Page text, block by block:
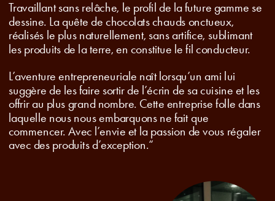
Travaillant sans relâche, le profil de la future gamme se
dessine. La quête de chocolats chauds onctueux,
réalisés le plus naturellement, sans artifice, sublimant
les produits de la terre, en constitue le fil conducteur.
L’aventure entrepreneuriale naît lorsqu’un ami lui
suggère de les faire sortir de l’écrin de sa cuisine et les
offrir au plus grand nombre. Cette entreprise folle dans
laquelle nous nous embarquons ne fait que
commencer. Avec l’envie et la passion de vous régaler
avec des produits d’exception.“